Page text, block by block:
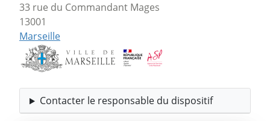
33 rue du Commandant Mages
13001
Marseille
Contacter le responsable du dispositif